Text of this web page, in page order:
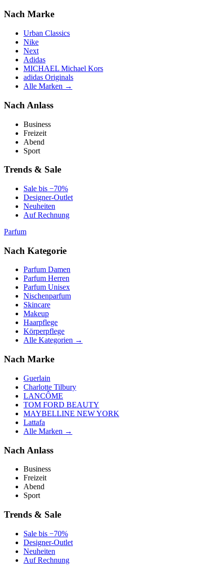
Nach Marke
Urban Classics
Nike
Next
Adidas
MICHAEL Michael Kors
adidas Originals
Alle Marken →
Nach Anlass
Business
Freizeit
Abend
Sport
Trends & Sale
Sale bis −70%
Designer-Outlet
Neuheiten
Auf Rechnung
Parfum
Nach Kategorie
Parfum Damen
Parfum Herren
Parfum Unisex
Nischenparfum
Skincare
Makeup
Haarpflege
Körperpflege
Alle Kategorien →
Nach Marke
Guerlain
Charlotte Tilbury
LANCÔME
TOM FORD BEAUTY
MAYBELLINE NEW YORK
Lattafa
Alle Marken →
Nach Anlass
Business
Freizeit
Abend
Sport
Trends & Sale
Sale bis −70%
Designer-Outlet
Neuheiten
Auf Rechnung